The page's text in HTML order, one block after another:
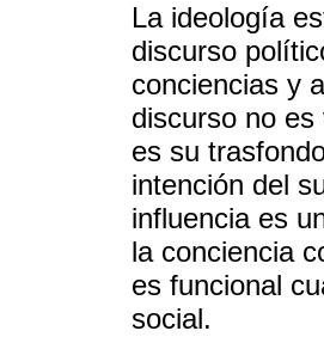
La ideología
discurso
conciencias y
discurso no
es su
intención del
influencia es
la conciencia
es funcional
social.